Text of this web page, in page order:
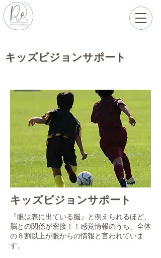
キッズビジョンサポート
キッズビジョンサポート
『眼は表に出ている脳』と例えられるほど、
脳との関係が密接！！感覚情報のうち、全体
の８割以上が眼からの情報と言われていま
す。